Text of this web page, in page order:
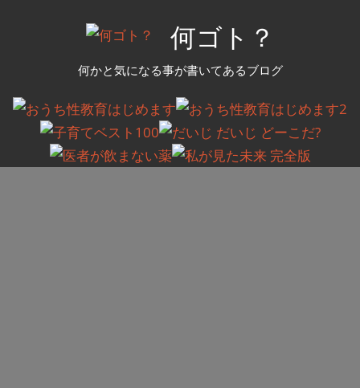
ツ
何ゴト？
何かと気になる事が書いてあるブログ